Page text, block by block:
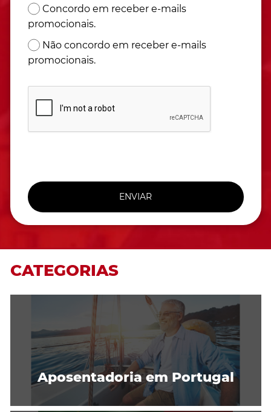
Concordo em receber e-mails
promocionais.
Não concordo em receber e-mails
promocionais.
ENVIAR
CATEGORIAS
Aposentadoria em Portugal